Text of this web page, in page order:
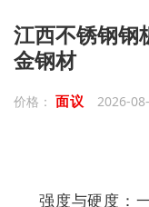
江西不锈钢钢
金钢材
价格： 面议 2026-
强度与硬度：